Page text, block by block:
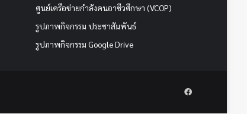
ศูนย์เครือข่ายกำลังคนอาชีวศึกษา (VCOP)
รูปภาพกิจกรรม ประชาสัมพันธ์
รูปภาพกิจกรรม Google Drive